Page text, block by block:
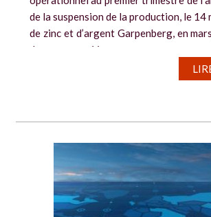
de la suspension de la production, le 14
de zinc et d’argent Garpenberg, en
dommages créés...